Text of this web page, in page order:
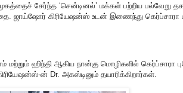
சேர்ந்த ‘சென்டினல்’ மக்கள் பற்றிய பல்வேறு
கதை. ஜாய்ஷோர் கிரியேஷன்ஸ் உடன் இணைந்து
மற்றும் ஹிந்தி ஆகிய நான்கு மொழிகளில் கெர்ப்சாரா
ன் Dr. அகஸ்டினும் தயாரிக்கிறார்கள்.